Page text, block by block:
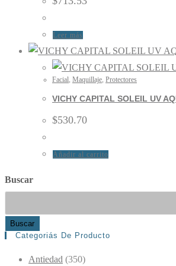
Leer más
Facial, Maquillaje, Protectores
VICHY CAPITAL SOLEIL UV
$530.70
Añadir al carrito
Buscar
Buscar
Categoriás De Producto
Antiedad (350)